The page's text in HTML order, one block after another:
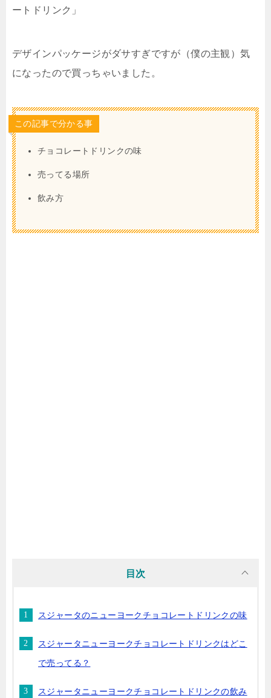
ートドリンク」
デザインパッケージがダサすぎですが（僕の主観）気
になったので買っちゃいました。
この記事で分かる事
チョコレートドリンクの味
売ってる場所
飲み方
目次
スジャータのニューヨークチョコレートドリンクの味
スジャータニューヨークチョコレートドリンクはどこ
で売ってる？
スジャータニューヨークチョコレートドリンクの飲み